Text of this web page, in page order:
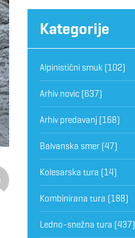
Kategorije
Alpinistični smuk(102)
Arhiv novic(637)
Arhiv predavanj(168)
Balvanska smer(47)
Kolesarska tura (14)
Kombinirana tura (188)
Ledno-snežna tura (437)